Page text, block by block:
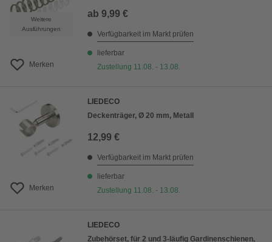
Weitere
Ausführungen
Merken
ab 9,99 €
Verfügbarkeit im Markt prüfen
lieferbar
Zustellung 11.08. - 13.08.
Merken
LIEDECO
Deckenträger, Ø 20 mm, Metall
12,99 €
Verfügbarkeit im Markt prüfen
lieferbar
Zustellung 11.08. - 13.08.
LIEDECO
Zubehörset, für 2 und 3-läufig Gardinenschienen,